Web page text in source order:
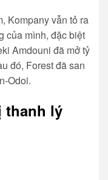
Kompany vẫn tỏ ra
của mình, đặc biệt
Amdouni đã mở tỷ
đó, Forest đã san
Odoi.
thanh lý